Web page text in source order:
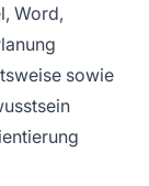
Word,
sowie